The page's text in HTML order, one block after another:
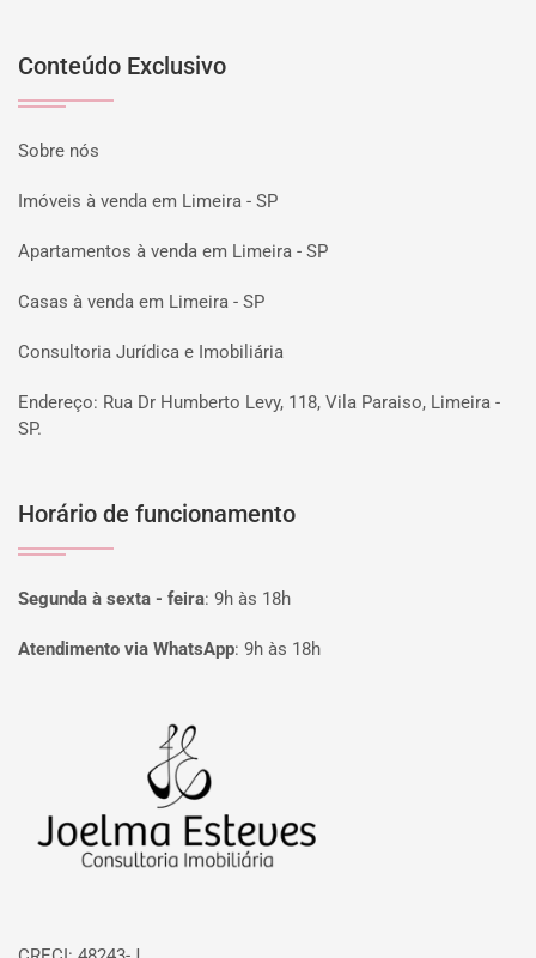
Conteúdo Exclusivo
Sobre nós
Imóveis à venda em Limeira - SP
Apartamentos à venda em Limeira - SP
Casas à venda em Limeira - SP
Consultoria Jurídica e Imobiliária
Endereço: Rua Dr Humberto Levy, 118, Vila Paraiso, Limeira -
SP.
Horário de funcionamento
Segunda à sexta - feira: 9h às 18h
Atendimento via WhatsApp: 9h às 18h